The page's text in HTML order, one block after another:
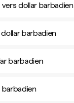
dollar barbadien
barbadien
barbadien
barbadien